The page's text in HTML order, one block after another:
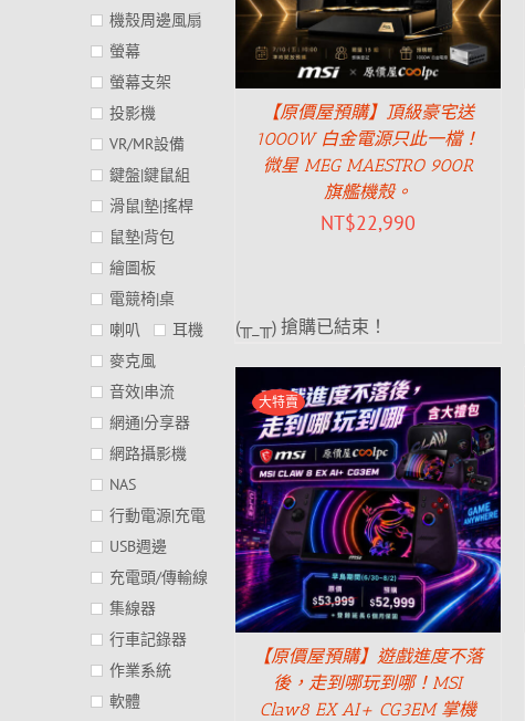
【原價屋預購】頂級豪宅送
1000W 白金電源只此一檔！
微星 MEG MAESTRO 900R
旗艦機殼。
NT$22,990
(╥_╥) 搶購已結束！
大特賣
【原價屋預購】遊戲進度不落
後，走到哪玩到哪！MSI
Claw8 EX AI+ CG3EM 掌機
機殼周邊風扇
螢幕
螢幕支架
投影機
VR/MR設備
鍵盤|鍵鼠組
滑鼠|墊|搖桿
鼠墊|背包
繪圖板
電競椅|桌
喇叭
耳機
麥克風
音效|串流
網通|分享器
網路攝影機
NAS
行動電源|充電
USB週邊
充電頭/傳輸線
集線器
行車記錄器
作業系統
軟體